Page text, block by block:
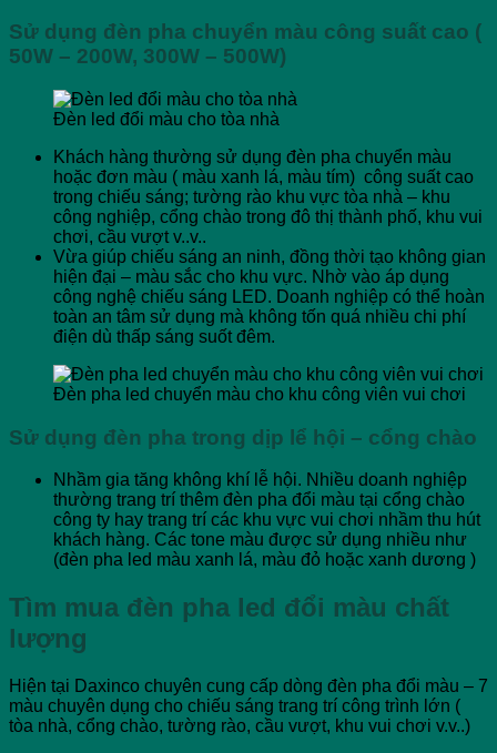
Sử dụng đèn pha chuyển màu công suất cao (
50W – 200W, 300W – 500W)
Đèn led đổi màu cho tòa nhà
Khách hàng thường sử dụng đèn pha chuyển màu
hoặc đơn màu ( màu xanh lá, màu tím) công suất cao
trong chiếu sáng; tường rào khu vực tòa nhà – khu
công nghiệp, cổng chào trong đô thị thành phố, khu vui
chơi, cầu vượt v..v..
Vừa giúp chiếu sáng an ninh, đồng thời tạo không gian
hiện đại – màu sắc cho khu vực. Nhờ vào áp dụng
công nghệ chiếu sáng LED. Doanh nghiệp có thể hoàn
toàn an tâm sử dụng mà không tốn quá nhiều chi phí
điện dù thấp sáng suốt đêm.
Đèn pha led chuyển màu cho khu công viên vui chơi
Sử dụng đèn pha trong dịp lể hội – cổng chào
Nhầm gia tăng không khí lễ hội. Nhiều doanh nghiệp
thường trang trí thêm đèn pha đổi màu tại cổng chào
công ty hay trang trí các khu vực vui chơi nhầm thu hút
khách hàng. Các tone màu được sử dụng nhiều như
(đèn pha led màu xanh lá, màu đỏ hoặc xanh dương )
Tìm mua đèn pha led đổi màu chất
lượng
Hiện tại Daxinco chuyên cung cấp dòng đèn pha đổi màu – 7
màu chuyên dụng cho chiếu sáng trang trí công trình lớn (
tòa nhà, cổng chào, tường rào, cầu vượt, khu vui chơi v.v..)